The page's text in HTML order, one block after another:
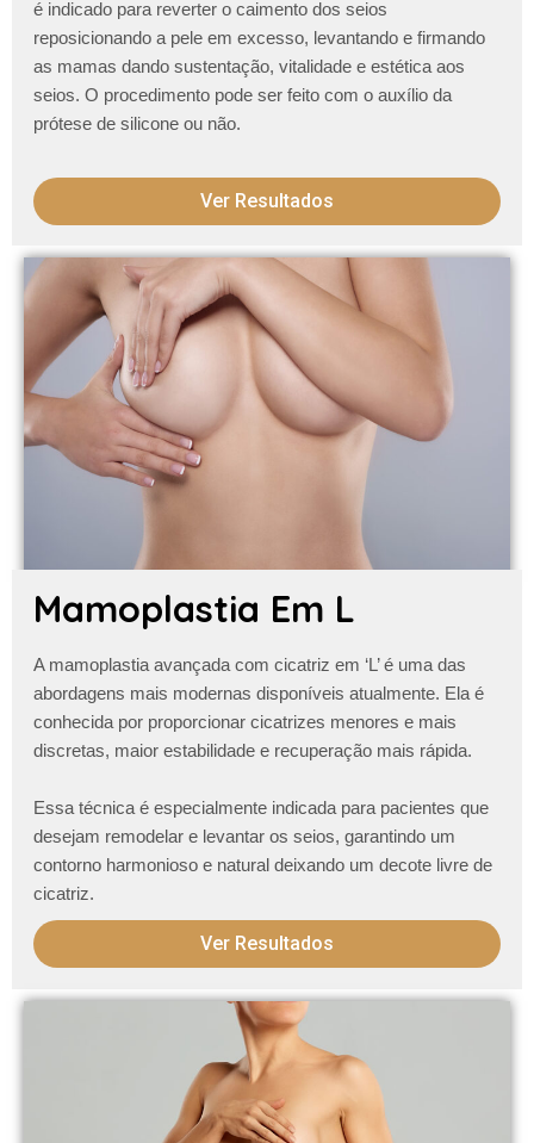
é indicado para reverter o caimento dos seios
reposicionando a pele em excesso, levantando e firmando
as mamas dando sustentação, vitalidade e estética aos
seios. O procedimento pode ser feito com o auxílio da
prótese de silicone ou não.
Ver Resultados
Mamoplastia Em L
A mamoplastia avançada com cicatriz em ‘L’é uma das
abordagens mais modernas disponíveis atualmente. Ela é
conhecida por proporcionar cicatrizes menores e mais
discretas, maior estabilidade e recuperação mais rápida.
Essa técnica é especialmente indicada para pacientes que
desejam remodelar e levantar os seios, garantindo um
contorno harmonioso e naturaldeixando um decote livre de
cicatriz.
Ver Resultados